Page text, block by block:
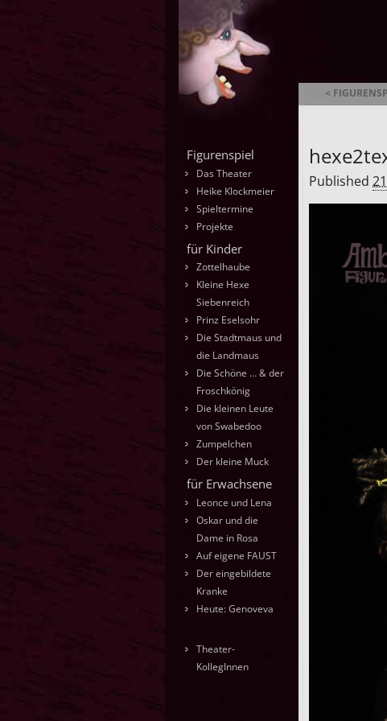
<
Ambrella
Published
Figurenspiel
Das Theater
Heike Klockmeier
Spieltermine
Projekte
für Kinder
Zottelhaube
Kleine Hexe
Siebenreich
Prinz Eselsohr
Die Stadtmaus und
die Landmaus
Die Schöne … & der
Froschkönig
Die kleinen Leute
von Swabedoo
Zumpelchen
Der kleine Muck
für Erwachsene
Leonce und Lena
Oskar und die
Dame in Rosa
Auf eigene FAUST
Der eingebildete
Kranke
Heute: Genoveva
Theater-
KollegInnen